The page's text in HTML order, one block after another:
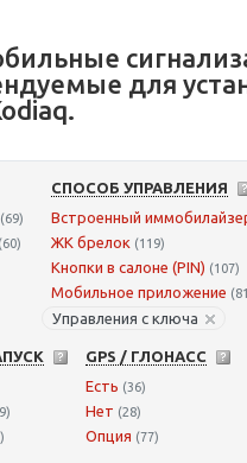
для
(69)
(60)
СПОСОБ УПРАВЛЕНИЯ
Встроенный
ЖК брелок (119)
Кнопки в салоне (PIN) (107)
Мобильное приложение
Управления с ключа
GPS / ГЛОНАСС
Есть (36)
Нет (28)
Опция (77)